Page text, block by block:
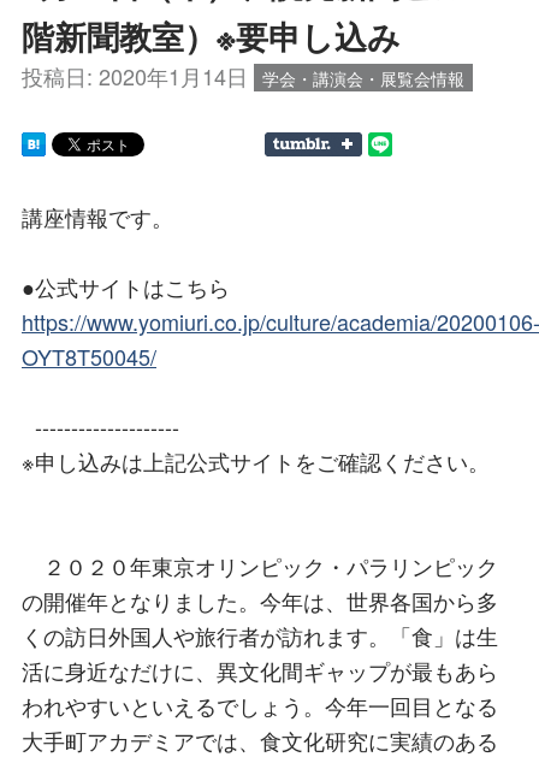
階新聞教室）※要申し込み
投稿日: 2020年1月14日 学会・講演会・展覧会情報
講座情報です。
●公式サイトはこちら
https://www.yomiuri.co.jp/culture/academia/20200106-
OYT8T50045/
--------------------
※申し込みは上記公式サイトをご確認ください。
２０２０年東京オリンピック・パラリンピック
の開催年となりました。今年は、世界各国から多
くの訪日外国人や旅行者が訪れます。「食」は生
活に身近なだけに、異文化間ギャップが最もあら
われやすいといえるでしょう。今年一回目となる
大手町アカデミアでは、食文化研究に実績のある